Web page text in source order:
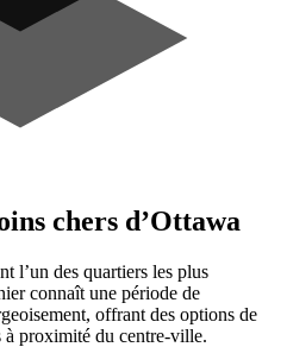
chers d’Ottawa
l’un des quartiers les plus
connaît une période de
offrant des options de
à proximité du centre-ville.